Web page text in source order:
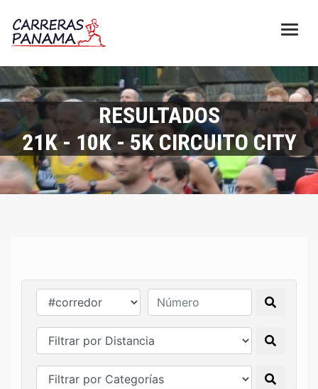
RESULTADOS
21K - 10K - 5K CIRCUITO CITY